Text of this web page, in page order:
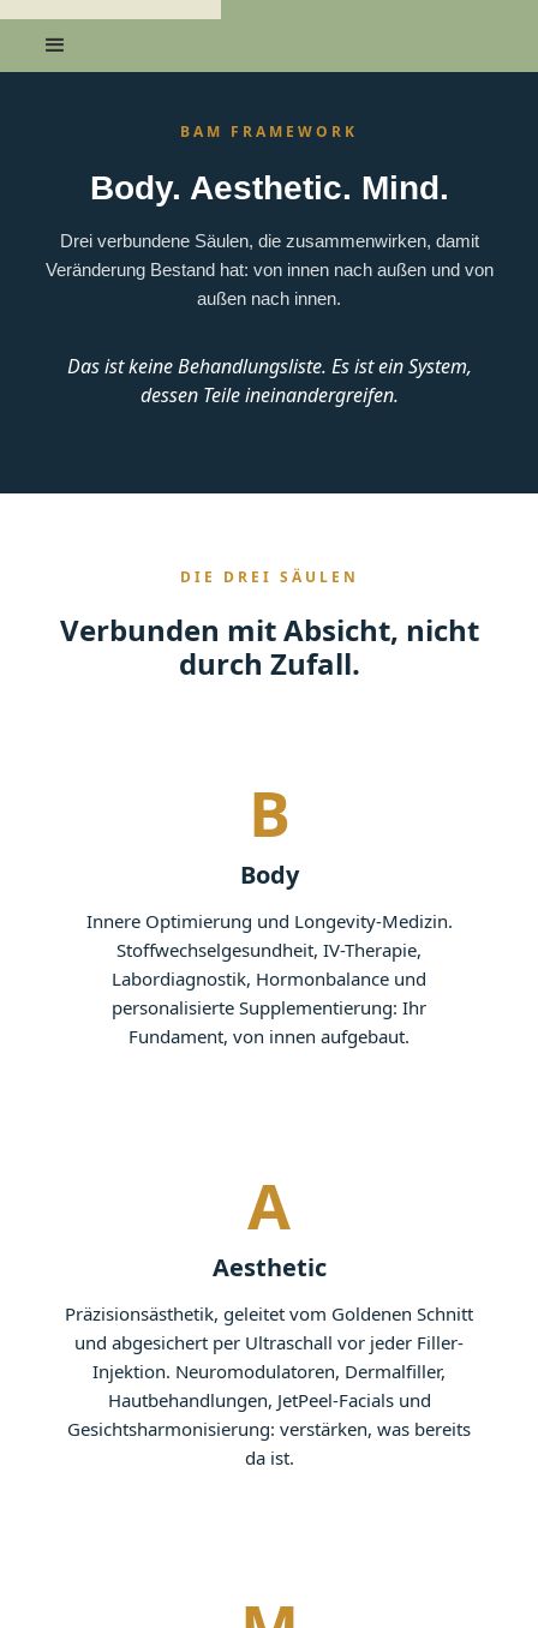
BAM FRAMEWORK
Body. Aesthetic. Mind.
Drei verbundene Säulen, die zusammenwirken, damit
Veränderung Bestand hat: von innen nach außen und von
außen nach innen.
Das ist keine Behandlungsliste. Es ist ein System,
dessen Teile ineinandergreifen.
DIE DREI SÄULEN
Verbunden mit Absicht, nicht
durch Zufall.
B
Body
Innere Optimierung und Longevity-Medizin.
Stoffwechselgesundheit, IV-Therapie,
Labordiagnostik, Hormonbalance und
personalisierte Supplementierung: Ihr
Fundament, von innen aufgebaut.
A
Aesthetic
Präzisionsästhetik, geleitet vom Goldenen Schnitt
und abgesichert per Ultraschall vor jeder Filler-
Injektion. Neuromodulatoren, Dermalfiller,
Hautbehandlungen, JetPeel-Facials und
Gesichtsharmonisierung: verstärken, was bereits
da ist.